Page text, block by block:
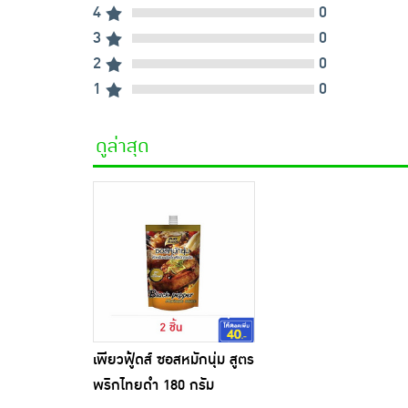
4
0
3
0
2
0
1
0
ดูล่าสุด
เพียวฟู้ดส์ ซอสหมักนุ่ม สูตร
พริกไทยดำ 180 กรัม